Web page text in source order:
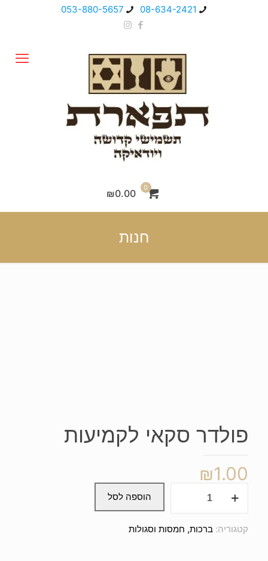
08-634-2421
053-880-5657
0
₪0.00
חנות
פולדר סקאי לקמיעות
₪1.00
של
סקאי
הוספה לסל
קטגוריה: ברכות, חמסות וסגולות